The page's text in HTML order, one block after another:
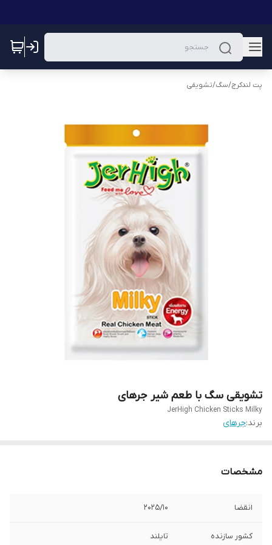
پت لندکرج/سگ/تشویقی
تشویقی سگ با طعم شیر جرهای
JerHigh Chicken Sticks Milky
برند:جرهای
مشخصات
انقضا 202۵/۱۰
کشور سازنده تایلند